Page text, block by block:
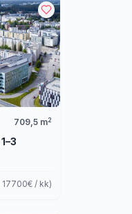
709,5 m2
17700€ / kk)